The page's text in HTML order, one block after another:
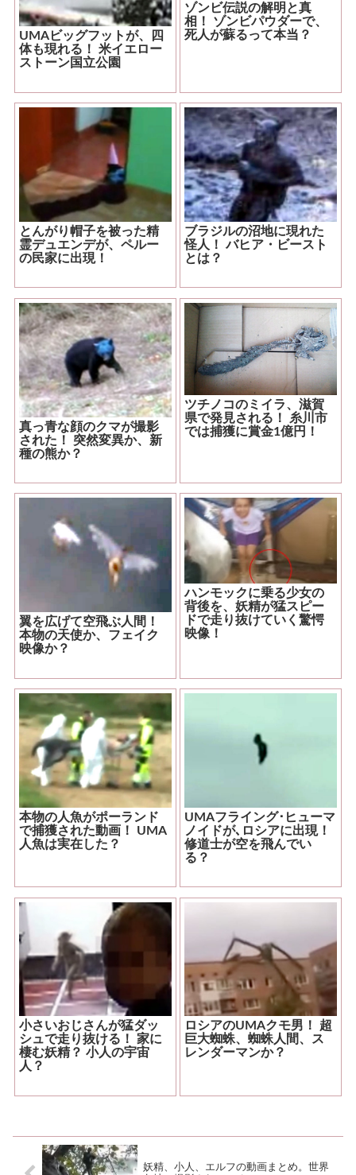
UMAビッグフットが、四
体も現れる！ 米イエロー
ストーン国立公園
ゾンビ伝説の解明と真
相！ ゾンビパウダーで、
死人が蘇るって本当？
とんがり帽子を被った精
霊デュエンデが、ペルー
の民家に出現！
ブラジルの沼地に現れた
怪人！ バヒア・ビースト
とは？
真っ青な顔のクマが撮影
された！ 突然変異か、新
種の熊か？
ツチノコのミイラ、滋賀
県で発見される！ 糸川市
では捕獲に賞金1億円！
翼を広げて空飛ぶ人間！
本物の天使か、フェイク
映像か？
ハンモックに乗る少女の
背後を、妖精が猛スピー
ドで走り抜けていく驚愕
映像！
本物の人魚がポーランド
で捕獲された動画！ UMA
人魚は実在した？
UMAフライング･ヒューマ
ノイドが､ロシアに出現！
修道士が空を飛んでい
る？
小さいおじさんが猛ダッ
シュで走り抜ける！ 家に
棲む妖精？ 小人の宇宙
人？
ロシアのUMAクモ男！ 超
巨大蜘蛛、蜘蛛人間、ス
レンダーマンか？
妖精、小人、エルフの動画まとめ。世界